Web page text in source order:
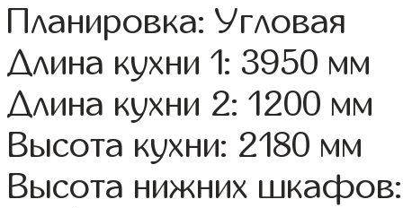
Планировка: Угловая
Длина кухни 1: 3950 мм
Длина кухни 2: 1200 мм
Высота кухни: 2180 мм
Высота нижних